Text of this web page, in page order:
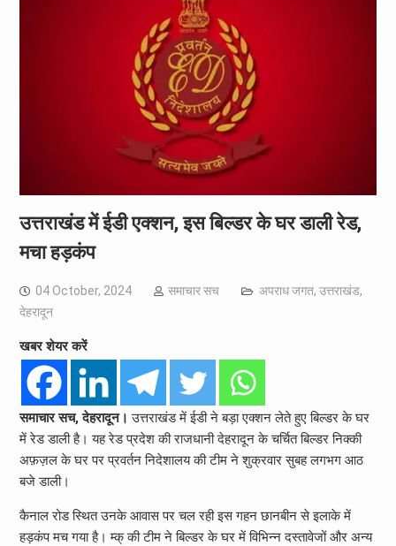
उत्तराखंड में ईडी एक्शन, इस बिल्डर के घर डाली रेड,
मचा हड़कंप
04 October, 2024 समाचार सच अपराध जगत, उत्तराखंड,
देहरादून
खबर शेयर करें
समाचार सच, देहरादून।उत्तराखंड में ईडी ने बड़ा एक्शन लेते हुए बिल्डर के घर
में रेड डाली है। यह रेड प्रदेश की राजधानी देहरादून के चर्चित बिल्डर निक्की
अफ़ज़ल के घर पर प्रवर्तन निदेशालय की टीम ने शुक्रवार सुबह लगभग आठ
बजे डाली।
कैनाल रोड स्थित उनके आवास पर चल रही इस गहन छानबीन से इलाके में
हड़कंप मच गया है। म्क् की टीम ने बिल्डर के घर में विभिन्न दस्तावेजों और अन्य